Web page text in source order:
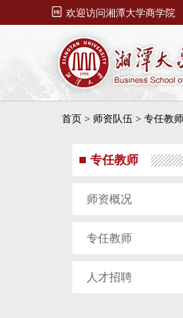
 欢迎访问湘潭大学商学院
首页 > 师资队伍 > 专任教师
专任教师
师资概况
专任教师
人才招聘